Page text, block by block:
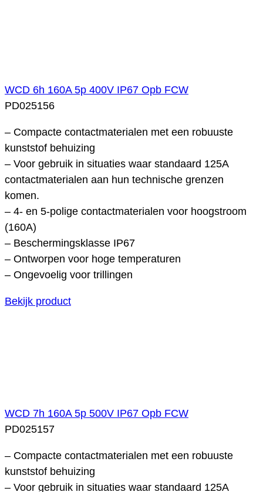
WCD 6h 160A 5p 400V IP67 Opb FCW
PD025156
– Compacte contactmaterialen met een robuuste
kunststof behuizing
– Voor gebruik in situaties waar standaard 125A
contactmaterialen aan hun technische grenzen
komen.
– 4- en 5-polige contactmaterialen voor hoogstroom
(160A)
– Beschermingsklasse IP67
– Ontworpen voor hoge temperaturen
– Ongevoelig voor trillingen
Bekijk product
WCD 7h 160A 5p 500V IP67 Opb FCW
PD025157
– Compacte contactmaterialen met een robuuste
kunststof behuizing
– Voor gebruik in situaties waar standaard 125A